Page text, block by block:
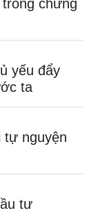
chứng
yếu đẩy
ta
tự nguyện
tư